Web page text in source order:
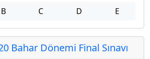
B C D E
Bahar Dönemi Final Sınavı